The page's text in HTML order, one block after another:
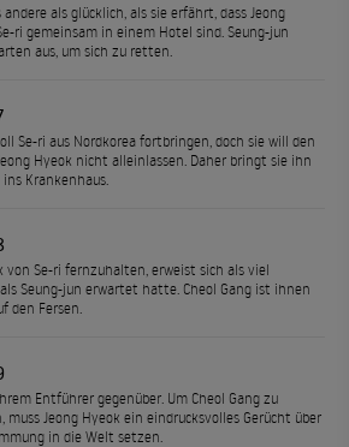
andere als glücklich, als sie erfährt, dass Jeong
ri gemeinsam in einem Hotel sind. Seung-jun
aus, um sich zu retten.
Se-ri aus Nordkorea fortbringen, doch sie will den
Hyeok nicht alleinlassen. Daher bringt sie ihn
Krankenhaus.
von Se-ri fernzuhalten, erweist sich als viel
Seung-jun erwartet hatte. Cheol Gang ist ihnen
den Fersen.
Entführer gegenüber. Um Cheol Gang zu
muss Jeong Hyeok ein eindrucksvolles Gerücht über
in die Welt setzen.